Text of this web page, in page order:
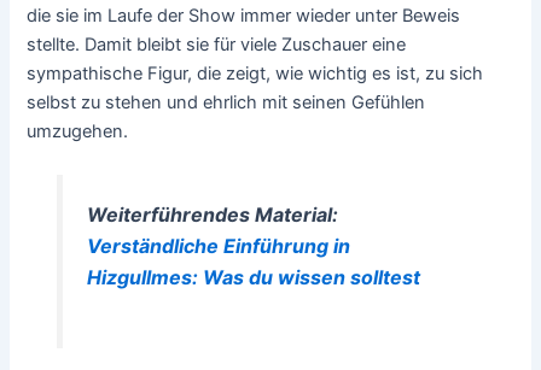
die sie im Laufe der Show immer wieder unter Beweis
stellte. Damit bleibt sie für viele Zuschauer eine
sympathische Figur, die zeigt, wie wichtig es ist, zu sich
selbst zu stehen und ehrlich mit seinen Gefühlen
umzugehen.
Weiterführendes Material:
Verständliche Einführung in
Hizgullmes: Was du wissen solltest